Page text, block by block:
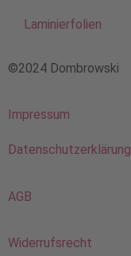
Laminierfolien
©2024 Dombrowski
Impressum
Datenschutzerklärung
AGB
Widerrufsrecht